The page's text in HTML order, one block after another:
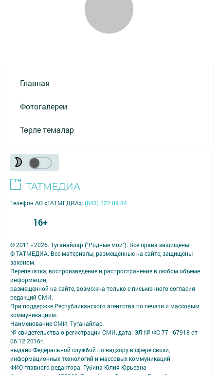
Главная
Фотогалереи
Төрле темалар
© 2011 - 2026. Туганайлар ("Родные мои"). Все права защищены.
© ТАТМЕДИА. Все материалы, размещенные на сайте, защищены
законом.
Перепечатка, воспроизведение и распространение в любом объеме
информации,
размещенной на сайте, возможна только с письменного согласия
редакций СМИ.
При поддержке Республиканского агентства по печати и массовым
коммуникациям.
Наименование СМИ: Туганайлар
№ свидетельства о регистрации СМИ, дата: ЭЛ № ФС 77 - 67918 от
06.12.2016г.
выдано Федеральной службой по надзору в сфере связи,
информационных технологий и массовых коммуникаций
ФИО главного редактора: Губина Юлия Юрьевна
Телефон АО «ТАТМЕДИА»:(843) 222 09 84
16+